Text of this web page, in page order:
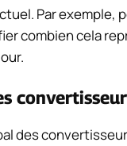
Par exemple,
combien cela
des